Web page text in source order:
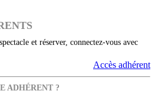
et réserver, connectez-vous avec
Accès adhérent
ADHÉRENT ?